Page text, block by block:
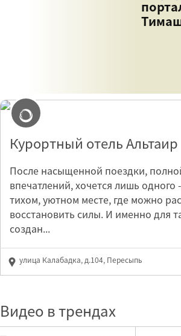
Курортный отель Альтаир
После насыщенной поездки,
впечатлений, хочется лишь одного
тихом, уютном месте, где можно
восстановить силы. И именно для
создан...
улица Калабадка, д.104, Пересыпь
Видео в трендах